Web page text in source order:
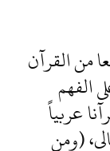
من القرآن
الفهم
عربياً
تعالى، (ومن